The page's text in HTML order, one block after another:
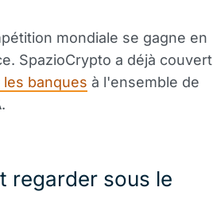
mondiale se gagne en
SpazioCrypto a déjà couvert
banques à l'ensemble de
regarder sous le